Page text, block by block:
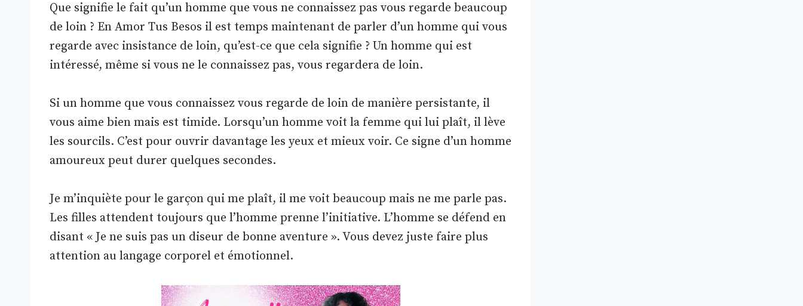
Que signifie le fait qu’un homme que vous ne connaissez pas vous regarde beaucoup
de loin ? En Amor Tus Besos il est temps maintenant de parler d’un homme qui vous
regarde avec insistance de loin, qu’est-ce que cela signifie ? Un homme qui est
intéressé, même si vous ne le connaissez pas, vous regardera de loin.
Si un homme que vous connaissez vous regarde de loin de manière persistante, il
vous aime bien mais est timide. Lorsqu’un homme voit la femme qui lui plaît, il lève
les sourcils. C’est pour ouvrir davantage les yeux et mieux voir. Ce signe d’un homme
amoureux peut durer quelques secondes.
Je m’inquiète pour le garçon qui me plaît, il me voit beaucoup mais ne me parle pas.
Les filles attendent toujours que l’homme prenne l’initiative. L’homme se défend en
disant « Je ne suis pas un diseur de bonne aventure ». Vous devez juste faire plus
attention au langage corporel et émotionnel.